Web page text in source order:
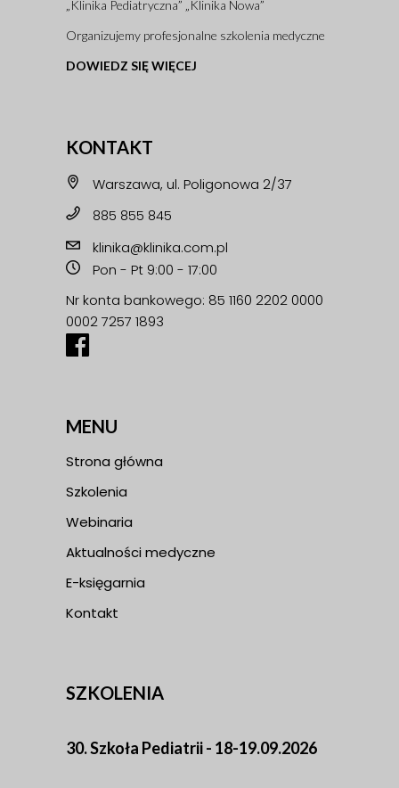
„Klinika Pediatryczna” „Klinika Nowa”
Organizujemy profesjonalne szkolenia medyczne
DOWIEDZ SIĘ WIĘCEJ
KONTAKT
Warszawa, ul. Poligonowa 2/37
885 855 845
klinika@klinika.com.pl
Pon - Pt 9:00 - 17:00
Nr konta bankowego: 85 1160 2202 0000
0002 7257 1893
MENU
Strona główna
Szkolenia
Webinaria
Aktualności medyczne
E-księgarnia
Kontakt
SZKOLENIA
30. Szkoła Pediatrii - 18-19.09.2026